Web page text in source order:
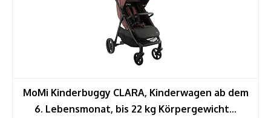
MoMi Kinderbuggy CLARA, Kinderwagen ab dem
6. Lebensmonat, bis 22 kg Körpergewicht...